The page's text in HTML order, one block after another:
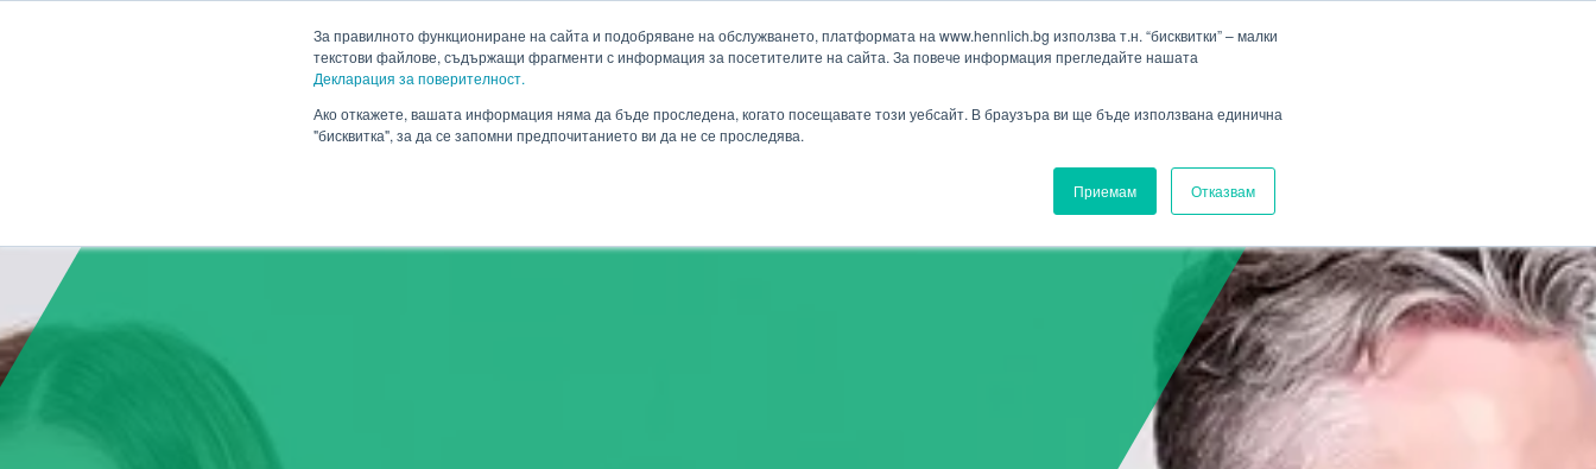
За правилното функциониране на сайта и подобряване на обслужването, платформата на www.hennlich.bg използва т.н. “бисквитки” – малки
текстови файлове, съдържащи фрагменти с информация за посетителите на сайта. За повече информация прегледайте нашата
Декларация за поверителност.
Ако откажете, вашата информация няма да бъде проследена, когато посещавате този уебсайт. В браузъра ви ще бъде използвана единична
"бисквитка", за да се запомни предпочитанието ви да не се проследява.
Приемам Отказвам
Падащо меню ФирмаПадащо меню Кариера
HENNLICH
Продукти Приложения
Търсене